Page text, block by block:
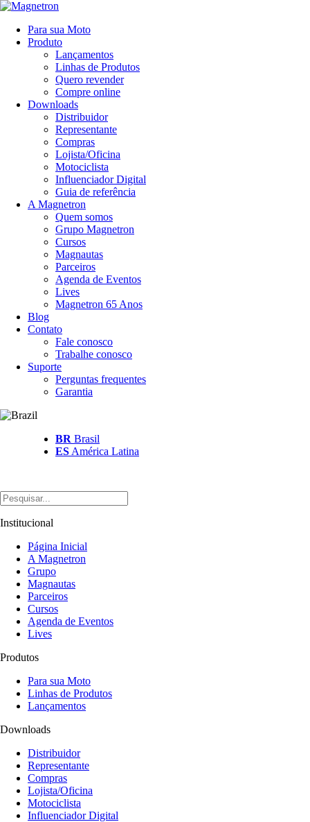
Para sua Moto
Produto
Lançamentos
Linhas de Produtos
Quero revender
Compre online
Downloads
Distribuidor
Representante
Compras
Lojista/Oficina
Motociclista
Influenciador Digital
Guia de referência
A Magnetron
Quem somos
Grupo Magnetron
Cursos
Magnautas
Parceiros
Agenda de Eventos
Lives
Magnetron 65 Anos
Blog
Contato
Fale conosco
Trabalhe conosco
Suporte
Perguntas frequentes
Garantia
BR Brasil
ES América Latina
Institucional
Página Inicial
A Magnetron
Grupo
Magnautas
Parceiros
Cursos
Agenda de Eventos
Lives
Produtos
Para sua Moto
Linhas de Produtos
Lançamentos
Downloads
Distribuidor
Representante
Compras
Lojista/Oficina
Motociclista
Influenciador Digital